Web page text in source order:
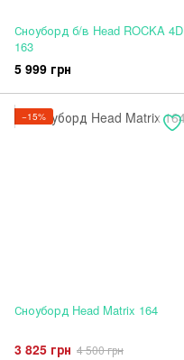
Сноуборд б/в Head ROCKA 4D
163
5 999 грн
−15%
Сноуборд Head Matrix 164
3 825 грн 4 500 грн